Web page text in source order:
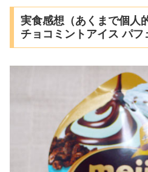
実食感想（あくまで個人
チョコミントアイス パフ